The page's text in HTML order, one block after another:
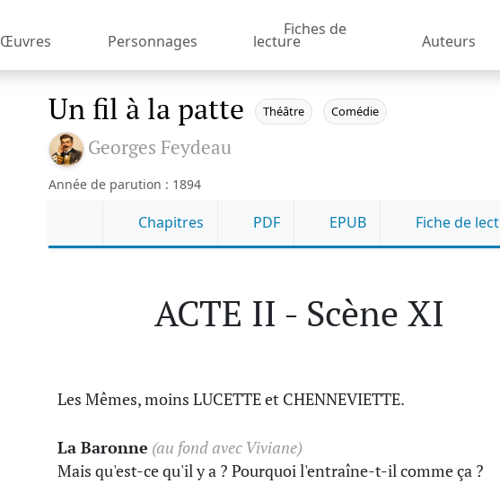
Œuvres Personnages
Fiches de
lecture Auteurs
Un fil à la patte Théâtre Comédie
Georges Feydeau
Année de parution : 1894
Chapitres PDF EPUB Fiche de
ACTE II - Scène XI
Les Mêmes, moins LUCETTE et CHENNEVIETTE.
La Baronne (au fond avec Viviane)
Mais qu'est-ce qu'il y a ? Pourquoi l'entraîne-t-il comme ça ?